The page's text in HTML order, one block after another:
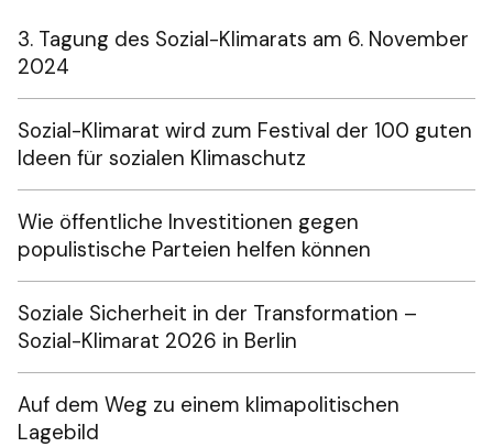
3. Tagung des Sozial-Klimarats am 6. November
2024
Sozial-Klimarat wird zum Festival der 100 guten
Ideen für sozialen Klimaschutz
Wie öffentliche Investitionen gegen
populistische Parteien helfen können
Soziale Sicherheit in der Transformation –
Sozial-Klimarat 2026 in Berlin
Auf dem Weg zu einem klimapolitischen
Lagebild